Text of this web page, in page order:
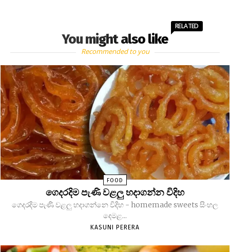
You might also like
RELATED
Recommended to you
FOOD
ගෙදරදිම පැණි වළලු හදාගන්න විදිහ
ගෙදරදිම පැණි වළලු හදාගන්නෙ විදිහ - homemade sweets සිංහල
දෙමළ...
KASUNI PERERA